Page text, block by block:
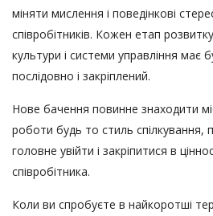
міняти мислення і поведінкові
співробітників. Кожен етап
культури і системи управління має
послідовно і закріплений.
Нове бачення повинне знаходити
роботи будь то стиль спілкування,
головне увійти і закріпитися в
співробітника.
Коли ви спробуєте в найкоротші